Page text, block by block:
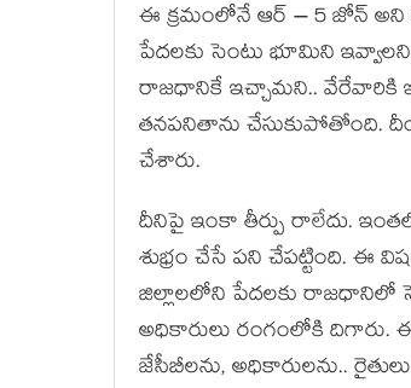
ఈ క్ర‌మంలోనే ఆర్ – 5 జోన్
పేద‌ల‌కు సెంటు భూమిని ఇవ్వాల‌ని
రాజ‌ధానికే ఇచ్చామ‌ని.. వేరేవారికి
త‌న‌ప‌నితాను చేసుకుపోతోంది.
చేశారు.
దీనిపై ఇంకా తీర్పు రాలేదు.
శుభ్రం చేసే ప‌ని చేప‌ట్టింది. ఈ
జిల్లాలలోని పేదలకు రాజధానిలో
అధికారులు రంగంలోకి దిగారు.
జేసీబీలను, అధికారులను..